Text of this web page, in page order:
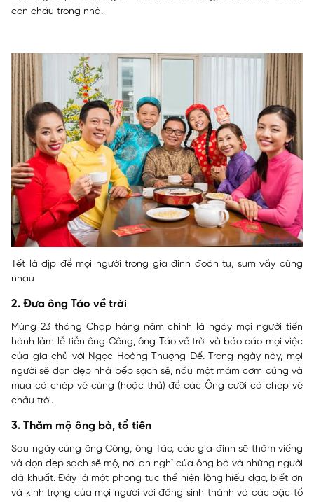
con cháu trong nhà.
Tết là dịp để mọi người trong gia đình đoàn tụ, sum vầy cùng
nhau
2. Đưa ông Táo về trời
Mùng 23 tháng Chạp hàng năm chính là ngày mọi người tiến
hành làm lễ tiễn ông Công, ông Táo về trời và báo cáo mọi việc
của gia chủ với Ngọc Hoàng Thượng Đế. Trong ngày này, mọi
người sẽ dọn dẹp nhà bếp sạch sẽ, nấu một mâm cơm cúng và
mua cá chép về cúng (hoặc thả) để các Ông cưỡi cá chép về
chầu trời.
3. Thăm mộ ông bà, tổ tiên
Sau ngày cúng ông Công, ông Táo, các gia đình sẽ thăm viếng
và dọn dẹp sạch sẽ mộ, nơi an nghỉ của ông bà và những người
đã khuất. Đây là một phong tục thể hiện lòng hiếu đạo, biết ơn
và kính trọng của mọi người với đấng sinh thành và các bậc tổ